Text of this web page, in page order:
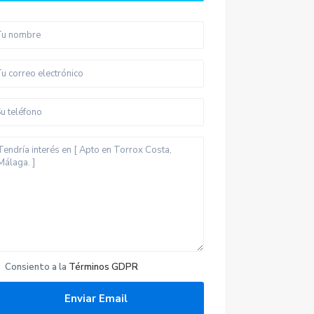
Consiento a la Términos GDPR
Últimas propiedades